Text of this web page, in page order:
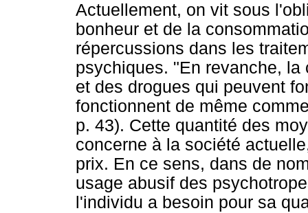
Actuellement, on vit sous
bonheur et de la
répercussions dans les
psychiques. "En revanche,
et des drogues qui peuvent
fonctionnent de même
p. 43). Cette quantité des
concerne à la société
prix. En ce sens, dans de
usage abusif des
l'individu a besoin pour sa